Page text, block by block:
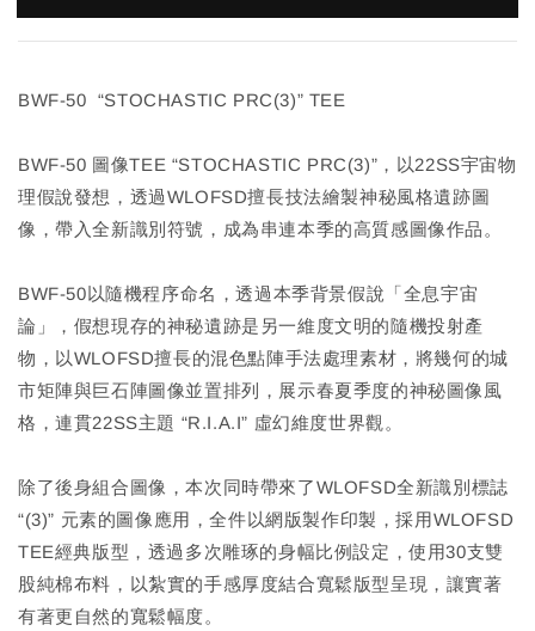
BWF-50 “STOCHASTIC PRC(3)” TEE
BWF-50 圖像TEE “STOCHASTIC PRC(3)”，以22SS宇宙物
理假說發想，透過WLOFSD擅長技法繪製神秘風格遺跡圖
像，帶入全新識別符號，成為串連本季的高質感圖像作品。
BWF-50以隨機程序命名，透過本季背景假說「全息宇宙
論」，假想現存的神秘遺跡是另一維度文明的隨機投射產
物，以WLOFSD擅長的混色點陣手法處理素材，將幾何的城
市矩陣與巨石陣圖像並置排列，展示春夏季度的神秘圖像風
格，連貫22SS主題 “R.I.A.I” 虛幻維度世界觀。
除了後身組合圖像，本次同時帶來了WLOFSD全新識別標誌
“(3)” 元素的圖像應用，全件以網版製作印製，採用WLOFSD
TEE經典版型，透過多次雕琢的身幅比例設定，使用30支雙
股純棉布料，以紮實的手感厚度結合寬鬆版型呈現，讓實著
有著更自然的寬鬆幅度。